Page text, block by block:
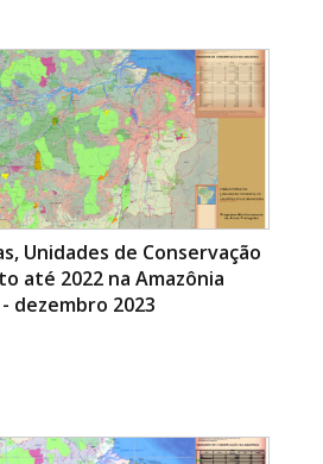
Unidades de Conservação
até 2022 na Amazônia
dezembro 2023